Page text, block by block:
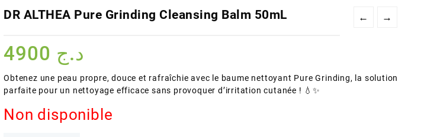
← →
DR ALTHEA Pure Grinding Cleansing Balm 50mL
د.ج
Obtenez une peau propre, douce et rafraîchie avec le baume nettoyant Pure Grinding, la solution
parfaite pour un nettoyage efficace sans provoquer d’irritation cutanée ! 💧✨
Non disponible